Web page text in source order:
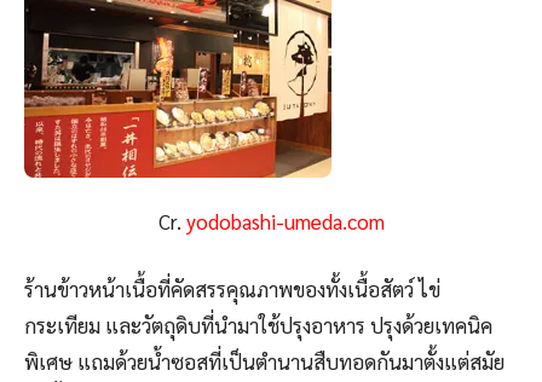
Cr. yodobashi-umeda.com
ร้านข้าวหน้าเนื้อที่คัดสรรคุณภาพของทั้งเนื้อสัตว์ ไข่
กระเทียม และวัตถุดิบที่นำมาใช้ปรุงอาหาร ปรุงด้วยเทคนิค
พิเศษ แถมด้วยน้ำซอสที่เป็นตำนานสืบทอดกันมาตั้งแต่สมัย